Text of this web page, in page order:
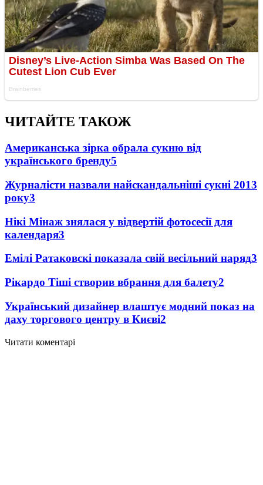
ЧИТАЙТЕ ТАКОЖ
Американська зірка обрала сукню від
українського бренду5
Журналісти назвали найскандальніші сукні 2013
року3
Нікі Мінаж знялася у відвертій фотосесії для
календаря3
Емілі Ратаковскі показала свій весільний наряд3
Рікардо Тіші створив вбрання для балету2
Український дизайнер влаштує модний показ на
даху торгового центру в Києві2
Читати коментарі